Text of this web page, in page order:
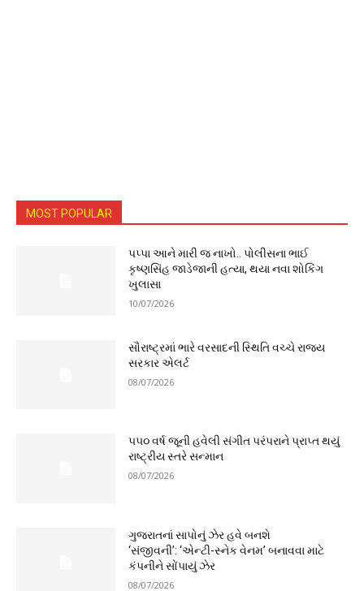
MOST POPULAR
પપ્પા આને મારી જ નાખો.. પોલીસના ભાઈ
કૃષ્ણસિંહ જાડેજાની હત્યા, થયા નવા શોકિંગ
ખુલાસા
10/07/2026
સૌરાષ્ટ્રમાં ભારે વરસાદની સ્થિતિ વચ્ચે રાજ્ય
સરકાર એલર્ટ
08/07/2026
૫૫૦ વર્ષ જૂની હવેલી સંગીત પરંપરાને પ્રાપ્ત થયું
રાષ્ટ્રીય સ્તરે સન્માન
08/07/2026
ગુજરાતનાં સાપોનું ઝેર હવે બનશે
‘સંજીવની’: ‘એન્ટી-સ્નેક વેનમ’ બનાવવા માટે
કંપનીને સોંપાયું ઝેર
08/07/2026